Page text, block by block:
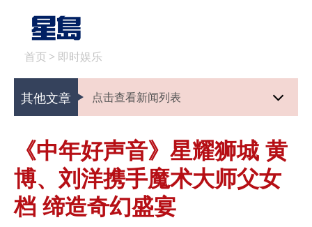
首页 > 即时娱乐
其他文章 点击查看新闻列表
《中年好声音》星耀狮城 黄
博、刘洋携手魔术大师父女
档 缔造奇幻盛宴